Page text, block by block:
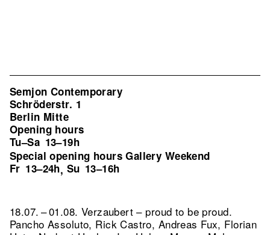
Semjon Contemporary
Schröderstr. 1
Berlin Mitte
Opening hours
Tu–Sa 13–19h
Special opening hours Gallery Weekend
Fr 13–24h, Su 13–16h
18.07. – 01.08. Verzaubert – proud to be proud.
Pancho Assoluto, Rick Castro, Andreas Fux, Florian